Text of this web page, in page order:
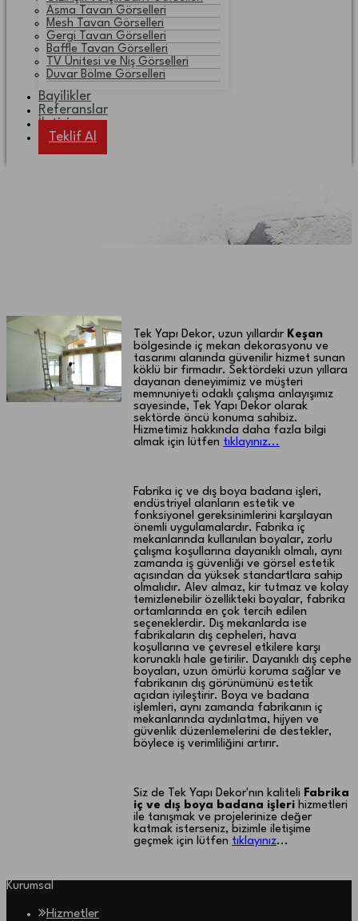
Asma Tavan Görselleri
Mesh Tavan Görselleri
Gergi Tavan Görselleri
Baffle Tavan Görselleri
TV Ünitesi ve Niş Görselleri
Duvar Bölme Görselleri
Bayilikler
Referanslar
İletişim
Teklif Al
Tek Yapı Dekor, uzun yıllardır Keşan
bölgesinde iç mekan dekorasyonu ve
tasarımı alanında güvenilir hizmet sunan
köklü bir firmadır. Sektördeki uzun yıllara
dayanan deneyimimiz ve müşteri
memnuniyeti odaklı çalışma anlayışımız
sayesinde, Tek Yapı Dekor olarak
sektörde öncü konuma sahibiz.
Hizmetimiz hakkında daha fazla bilgi
almak için lütfen tıklayınız...
Fabrika iç ve dış boya badana işleri,
endüstriyel alanların estetik ve
fonksiyonel gereksinimlerini karşılayan
önemli uygulamalardır. Fabrika iç
mekanlarında kullanılan boyalar, zorlu
çalışma koşullarına dayanıklı olmalı, aynı
zamanda iş güvenliği ve görsel estetik
açısından da yüksek standartlara sahip
olmalıdır. Alev almaz, kir tutmaz ve kolay
temizlenebilir özellikteki boyalar, fabrika
ortamlarında en çok tercih edilen
seçeneklerdir. Dış mekanlarda ise
fabrikaların dış cepheleri, hava
koşullarına ve çevresel etkilere karşı
korunaklı hale getirilir. Dayanıklı dış cephe
boyaları, uzun ömürlü koruma sağlar ve
fabrikanın dış görünümünü estetik
açıdan iyileştirir. Boya ve badana
işlemleri, aynı zamanda fabrikanın iç
mekanlarında aydınlatma, hijyen ve
güvenlik düzenlemelerini de destekler,
böylece iş verimliliğini artırır.
Siz de Tek Yapı Dekor'nın kaliteli Fabrika
iç ve dış boya badana işleri hizmetleri
ile tanışmak ve projelerinize değer
katmak isterseniz, bizimle iletişime
geçmek için lütfen tıklayınız...
Kurumsal
Hizmetler